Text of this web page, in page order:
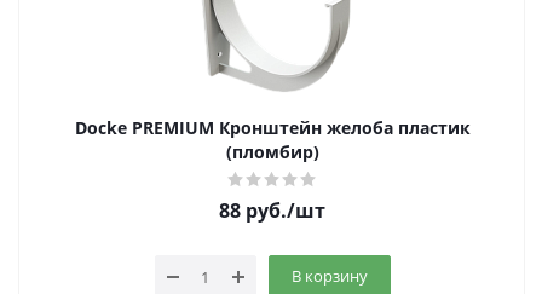
Docke PREMIUM Кронштейн желоба пластик
(пломбир)
88 руб./шт
В корзину